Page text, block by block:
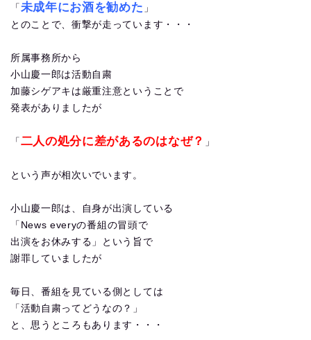
「 未成年にお酒を勧めた 」
とのことで、衝撃が走っています・・・
所属事務所から
小山慶一郎は活動自粛
加藤シゲアキは厳重注意ということで
発表がありましたが
「 二人の処分に差があるのはなぜ？ 」
という声が相次いでいます。
小山慶一郎は、自身が出演している
「News everyの番組の冒頭で
出演をお休みする」という旨で
謝罪していましたが
毎日、番組を見ている側としては
「活動自粛ってどうなの？」
と、思うところもあります・・・